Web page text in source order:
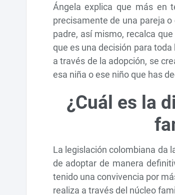
Ángela explica que más en
precisamente de una pareja
padre, así mismo, recalca
que es una decisión para
a través de la adopción, se
esa niña o ese niño que has
¿Cuál es la
La legislación colombiana da
de adoptar de manera
tenido una convivencia por
realiza a través del núcleo